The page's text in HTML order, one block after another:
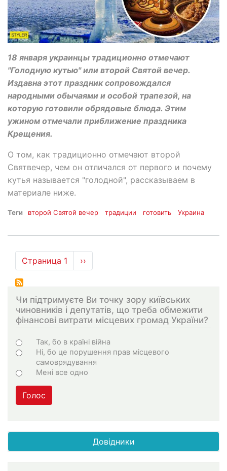
18 января украинцы традиционно отмечают
"Голодную кутью" или второй Святой вечер.
Издавна этот праздник сопровождался
народными обычаями и особой трапезой, на
которую готовили обрядовые блюда. Этим
ужином отмечали приближение праздника
Крещения.
О том, как традиционно отмечают второй
Святвечер, чем он отличался от первого и почему
кутья называется "голодной", рассказываем в
материале ниже.
Теги второй Святой вечер традиции готовить Украина
Нумерация
страниц
Страница 1
Следующая
страница
››
Чи підтримуєте Ви точку зору київських
чиновників і депутатів, що треба обмежити
фінансові витрати місцевих громад України?
Choices
Так, бо в країні війна
Ні, бо це порушення прав місцевого
самоврядування
Мені все одно
Голос
Довідники